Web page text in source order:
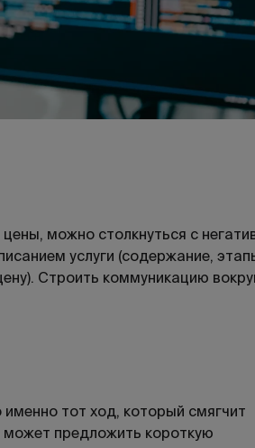
можно столкнуться с
услуги (содержание,
Строить коммуникацию
тот ход, который смягчит
предложить короткую